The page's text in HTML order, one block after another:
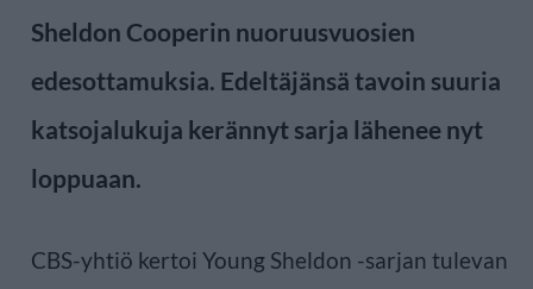
Sheldon Cooperin nuoruusvuosien
edesottamuksia. Edeltäjänsä tavoin suuria
katsojalukuja kerännyt sarja lähenee nyt
loppuaan.
CBS-yhtiö kertoi Young Sheldon -sarjan tulevan